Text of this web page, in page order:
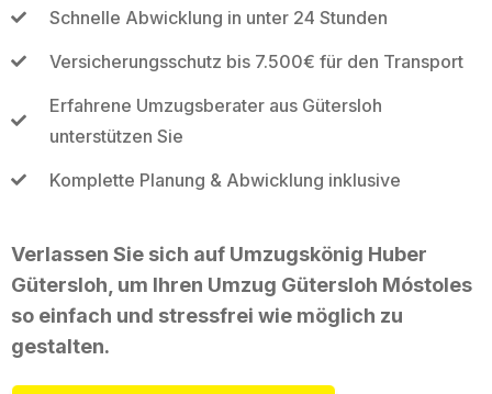
Schnelle Abwicklung in unter 24 Stunden
Versicherungsschutz bis 7.500€ für den Transport
Erfahrene Umzugsberater aus Gütersloh
unterstützen Sie
Komplette Planung & Abwicklung inklusive
Verlassen Sie sich auf Umzugskönig Huber
Gütersloh, um Ihren Umzug Gütersloh Móstoles
so einfach und stressfrei wie möglich zu
gestalten.